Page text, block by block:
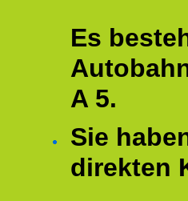
Es
A 5.
Sie
direkten